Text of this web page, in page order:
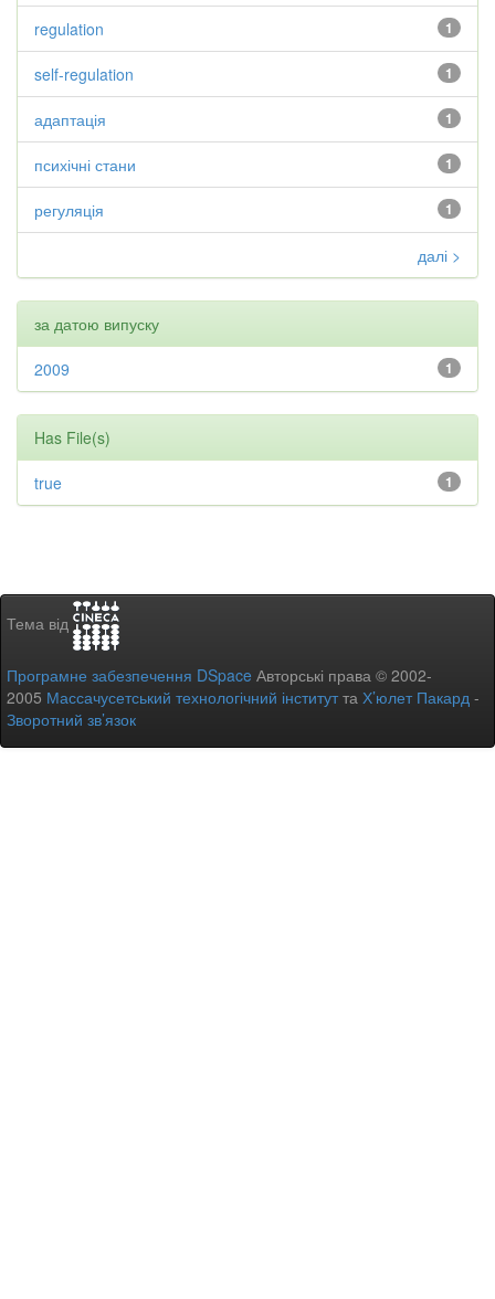
1
regulation
1
self-regulation
1
адаптація
1
психічні стани
1
регуляція
далі >
за датою випуску
1
2009
Has File(s)
1
true
Тема від
Програмне забезпечення DSpace Авторські права © 2002-
2005 Массачусетський технологічний інститутта Х’юлет Пакард -
Зворотний зв’язок